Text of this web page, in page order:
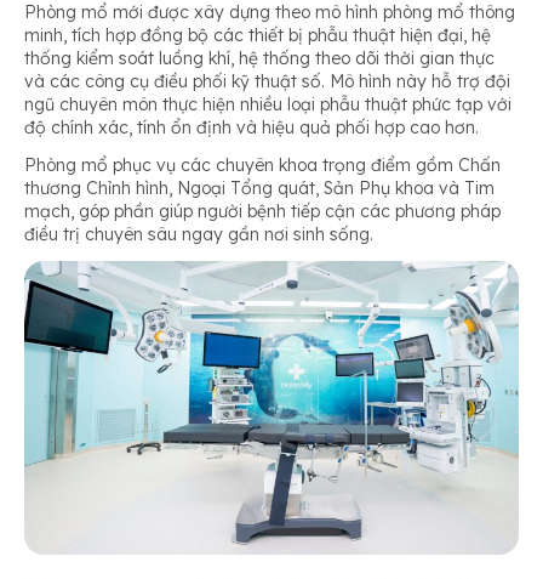
Phòng mổ mới được xây dựng theo mô hình phòng mổ thông
minh, tích hợp đồng bộ các thiết bị phẫu thuật hiện đại, hệ
thống kiểm soát luồng khí, hệ thống theo dõi thời gian thực
và các công cụ điều phối kỹ thuật số. Mô hình này hỗ trợ đội
ngũ chuyên môn thực hiện nhiều loại phẫu thuật phức tạp với
độ chính xác, tính ổn định và hiệu quả phối hợp cao hơn.
Phòng mổ phục vụ các chuyên khoa trọng điểm gồm Chấn
thương Chỉnh hình, Ngoại Tổng quát, Sản Phụ khoa và Tim
mạch, góp phần giúp người bệnh tiếp cận các phương pháp
điều trị chuyên sâu ngay gần nơi sinh sống.